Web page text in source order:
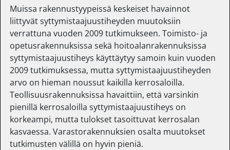
Muissa rakennustyypeissä keskeiset havainnot
liittyvät syttymistaajuustiheyden muutoksiin
verrattuna vuoden 2009 tutkimukseen. Toimisto- ja
opetusrakennuksissa sekä hoitoalanrakennuksissa
syttymistaajuustiheys käyttäytyy samoin kuin vuoden
2009 tutkimuksessa, mutta syttymistaajuustiheyden
arvo on hieman noussut kaikilla kerrosaloilla.
Teollisuusrakennuksissa havaittiin, että varsinkin
pienillä kerrosaloilla syttymistaajuustiheys on
korkeampi, mutta tulokset tasoittuvat kerrosalan
kasvaessa. Varastorakennuksien osalta muutokset
tutkimusten välillä on hyvin pieniä.